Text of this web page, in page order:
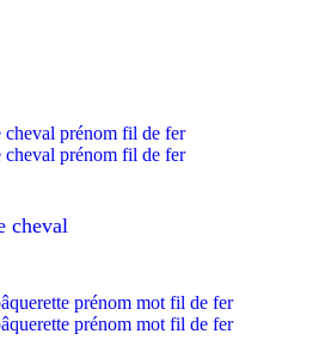
cheval